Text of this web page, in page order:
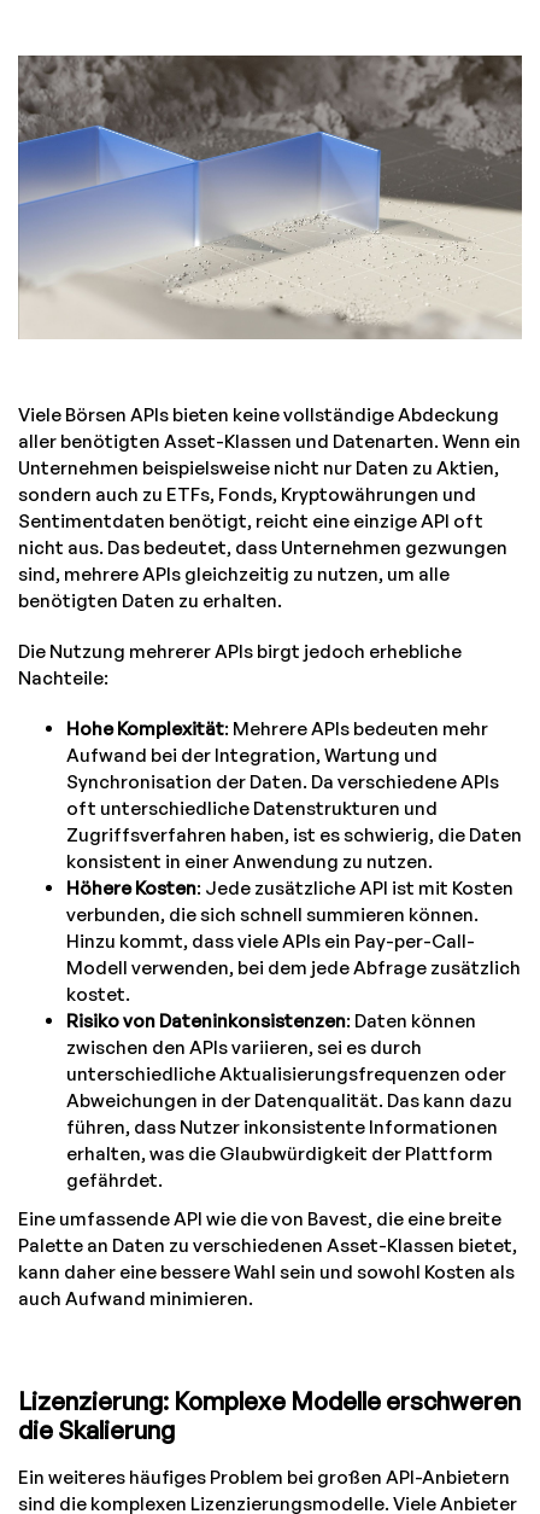
Viele Börsen APIs bieten keine vollständige Abdeckung
aller benötigten Asset-Klassen und Datenarten. Wenn ein
Unternehmen beispielsweise nicht nur Daten zu Aktien,
sondern auch zu ETFs, Fonds, Kryptowährungen und
Sentimentdaten benötigt, reicht eine einzige API oft
nicht aus. Das bedeutet, dass Unternehmen gezwungen
sind, mehrere APIs gleichzeitig zu nutzen, um alle
benötigten Daten zu erhalten.
Die Nutzung mehrerer APIs birgt jedoch erhebliche
Nachteile:
Hohe Komplexität: Mehrere APIs bedeuten mehr
Aufwand bei der Integration, Wartung und
Synchronisation der Daten. Da verschiedene APIs
oft unterschiedliche Datenstrukturen und
Zugriffsverfahren haben, ist es schwierig, die Daten
konsistent in einer Anwendung zu nutzen.
Höhere Kosten: Jede zusätzliche API ist mit Kosten
verbunden, die sich schnell summieren können.
Hinzu kommt, dass viele APIs ein Pay-per-Call-
Modell verwenden, bei dem jede Abfrage zusätzlich
kostet.
Risiko von Dateninkonsistenzen: Daten können
zwischen den APIs variieren, sei es durch
unterschiedliche Aktualisierungsfrequenzen oder
Abweichungen in der Datenqualität. Das kann dazu
führen, dass Nutzer inkonsistente Informationen
erhalten, was die Glaubwürdigkeit der Plattform
gefährdet.
Eine umfassende API wie die von Bavest, die eine breite
Palette an Daten zu verschiedenen Asset-Klassen bietet,
kann daher eine bessere Wahl sein und sowohl Kosten als
auch Aufwand minimieren.
Lizenzierung: Komplexe Modelle erschweren
die Skalierung
Ein weiteres häufiges Problem bei großen API-Anbietern
sind die komplexen Lizenzierungsmodelle. Viele Anbieter